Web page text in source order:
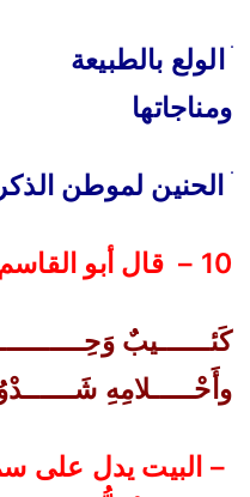
الولع بالطبيعة
ومناجاتها
الحنين لموطن
10 – قال أبو
كَئــــــيبٌ
وأَحْـــــلامِهِ
– البيت يدل على